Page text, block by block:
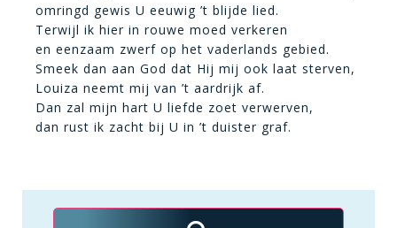
omringd gewis U eeuwig ’t blijde lied.
Terwijl ik hier in rouwe moed verkeren
en eenzaam zwerf op het vaderlands gebied.
Smeek dan aan God dat Hij mij ook laat sterven,
Louiza neemt mij van ’t aardrijk af.
Dan zal mijn hart U liefde zoet verwerven,
dan rust ik zacht bij U in ’t duister graf.